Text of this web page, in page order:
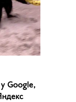
Google,